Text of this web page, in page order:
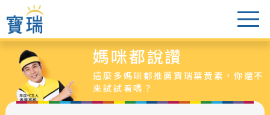
葉黃素怎麼選
醫生老實說
爸媽都說讚
媽咪都說讚
這麼多媽咪都推薦寶瑞葉黃素，你還不
來試試看嗎？